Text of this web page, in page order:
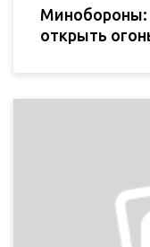
Минобороны:
открыть